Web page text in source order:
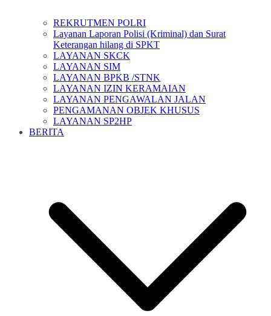
REKRUTMEN POLRI
Layanan Laporan Polisi (Kriminal) dan Surat
Keterangan hilang di SPKT
LAYANAN SKCK
LAYANAN SIM
LAYANAN BPKB /STNK
LAYANAN IZIN KERAMAIAN
LAYANAN PENGAWALAN JALAN
PENGAMANAN OBJEK KHUSUS
LAYANAN SP2HP
BERITA